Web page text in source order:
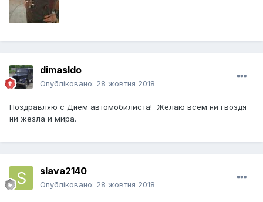
dimasldo
Опубліковано: 28 жовтня 2018
Поздравляю с Днем автомобилиста! Желаю всем ни гвоздя
ни жезла и мира.
slava2140
Опубліковано: 28 жовтня 2018